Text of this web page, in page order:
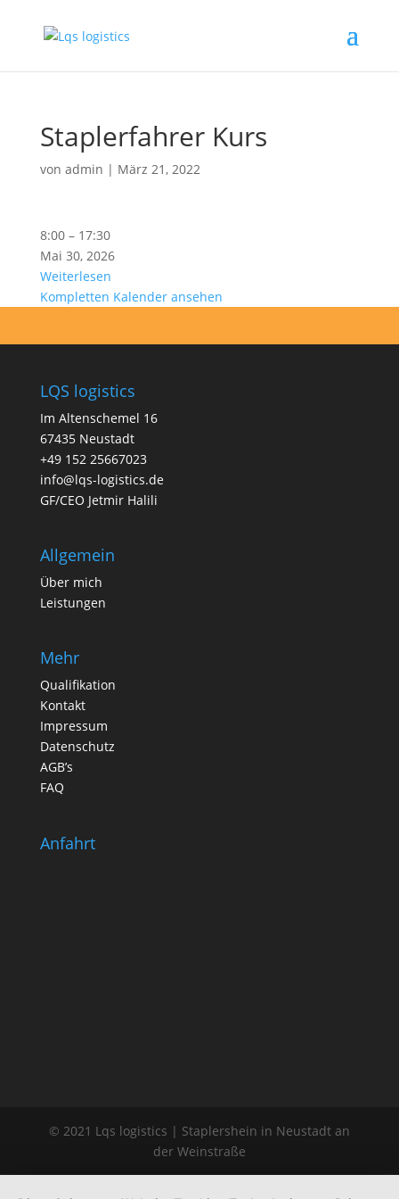
Staplerfahrer Kurs
von admin | März 21, 2022
Staplerfahrer
Kurs
8:00 – 17:30
Mai 30, 2026
Weiterlesen
Kompletten Kalender ansehen
LQS logistics
Im Altenschemel 16
67435 Neustadt
+49 152 25667023
info@lqs-logistics.de
GF/CEO Jetmir Halili
Allgemein
Über mich
Leistungen
Mehr
Qualifikation
Kontakt
Impressum
Datenschutz
AGB’s
FAQ
Anfahrt
© 2021 Lqs logistics | Staplershein in Neustadt an
der Weinstraße